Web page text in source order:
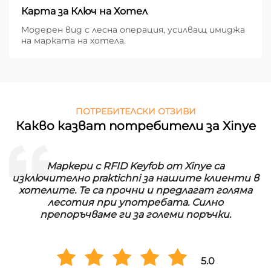
Карта за Ключ на Хотел
Модерен вид с лесна операция, усилващ имиджа
на марката на хотела.
ПОТРЕБИТЕЛСКИ ОТЗИВИ
Какво казват потребители за Xinye
Маркери с RFID Keyfob от Xinye са
изключително praktichni за нашите клиенти в
хотелите. Те са прочни и предлагат голяма
лесотия при употребата. Силно
препоръчваме ги за големи поръчки.
5.0